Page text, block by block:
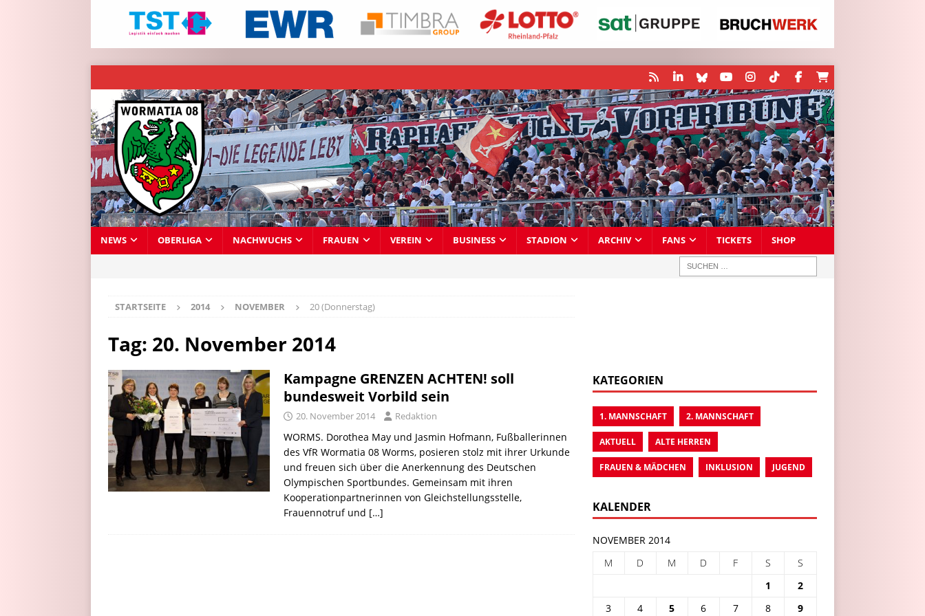
NEWS OBERLIGA NACHWUCHS FRAUEN VEREIN BUSINESS STADION ARCHIV FANS TICKETS SHOP
STARTSEITE 2014 NOVEMBER 20 (Donnerstag)
Tag: 20. November 2014
Kampagne GRENZEN ACHTEN! soll
bundesweit Vorbild sein
20. November 2014 Redaktion
WORMS. Dorothea May und Jasmin Hofmann, Fußballerinnen
des VfR Wormatia 08 Worms, posieren stolz mit ihrer Urkunde
und freuen sich über die Anerkennung des Deutschen
Olympischen Sportbundes. Gemeinsam mit ihren
Kooperationpartnerinnen von Gleichstellungsstelle,
Frauennotruf und […]
KATEGORIEN
1. MANNSCHAFT 2. MANNSCHAFT
AKTUELL ALTE HERREN
FRAUEN & MÄDCHEN INKLUSION JUGEND
KALENDER
NOVEMBER 2014
M
D M D F S
S
1
2
3
4 5 6 7 8 9